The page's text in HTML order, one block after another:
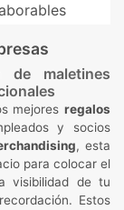
de maletines
mejores regalos
y socios
, esta
para colocar el
visibilidad de tu
Estos